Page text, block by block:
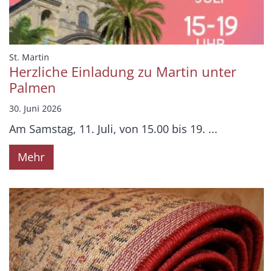
St. Martin
Herzliche Einladung zu Martin unter
Palmen
30. Juni 2026
Am Samstag, 11. Juli, von 15.00 bis 19. ...
Mehr